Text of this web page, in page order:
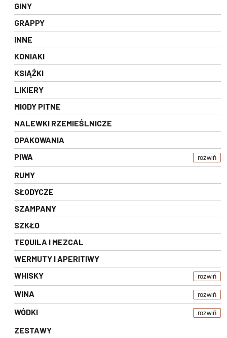
GINY
GRAPPY
INNE
KONIAKI
KSIĄŻKI
LIKIERY
MIODY PITNE
NALEWKI RZEMIEŚLNICZE
OPAKOWANIA
PIWA
rozwiń
RUMY
SŁODYCZE
SZAMPANY
SZKŁO
TEQUILA I MEZCAL
WERMUTY I APERITIWY
WHISKY
rozwiń
WINA rozwiń
WÓDKI rozwiń
ZESTAWY